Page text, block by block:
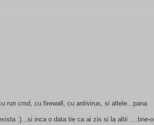
run cmd, cu firewall, cu antivirus, si altele...pana
:)...si inca o data tie ca ai zis si la altii ....tine-o